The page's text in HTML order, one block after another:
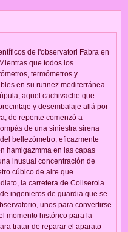
de l'observatori Fabra en
que todos los
termómetros y
en su rutinez mediterránea
aquel cachivache que
y desembalaje allá por
de repente comenzó a
de una siniestra sirena
bellezómetro, eficazmente
hamigazmma en las capas
inusual concentración de
cúbico de aire que
la carretera de Collserola
ingenieros de guardia que se
unos para convertirse
momento histórico para la
tratar de reparar el aparato